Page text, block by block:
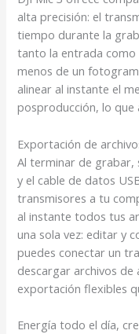
alta precisión: el
tiempo durante la
tanto la entrada como
menos de un
alinear al instante el
posproducción, lo que
Exportación de
Al terminar de grabar,
y el cable de datos
transmisores a tu
al instante todos tus
una sola vez: editar y
puedes conectar un
descargar archivos
exportación flexibles
Energía todo el día,